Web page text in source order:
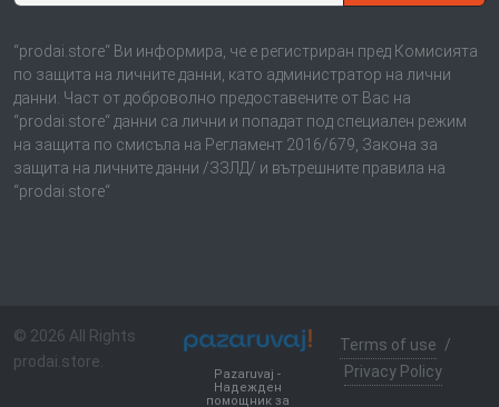
“prodai.store“ Ви информира, че е регистриран пред Комисията
по защита на личните данни, като администратор на лични
данни. Част от доброволно предоставените от Вас на
“prodai.store“ данни са лични и попадат под специален режим
на защита по смисъла на Регламент 2016/679, Закона за
защита на личните данни /ЗЗЛД/ и вътрешните правила на
“prodai.store“
© 2026 All Rights
prodai.store.
Pazaruvaj -
Надежден
помощник за
Terms of use /
Privacy Policy